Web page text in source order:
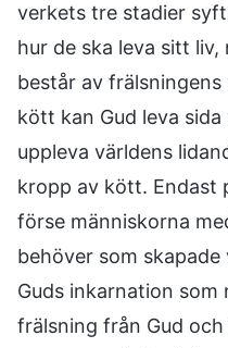
verkets tre stadier
hur de ska leva sitt
består av
kött kan Gud leva
uppleva världens
kropp av kött. Endast
förse människorna
behöver som
Guds inkarnation som
frälsning från Gud